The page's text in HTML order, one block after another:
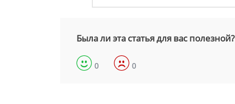
Была ли эта статья для вас полезной?
0 0